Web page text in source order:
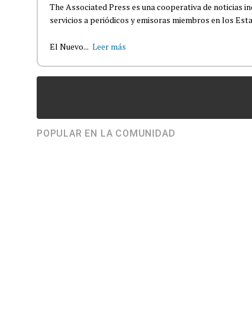
The Associated Press es una cooperativa de noticias
servicios a periódicos y emisoras miembros en los
El Nuevo... Leer más
POPULAR EN LA COMUNIDAD